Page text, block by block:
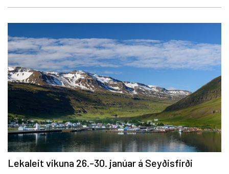
Lekaleit vikuna 26.-30. janúar á Seyðisfirði